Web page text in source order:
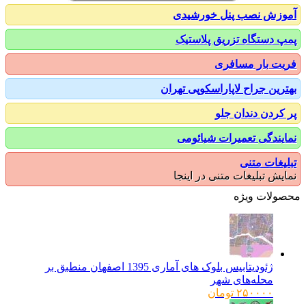
نصب پنل خورشیدی
دستگاه تزریق پلاستیک
بار مسافری
جراح لاپاراسکوپی تهران
دندان جلو
تعمیرات شیائومی
متنی
تبلیغات متنی در اینجا
ویژه
ژئودیتابیس بلوک های آماری 1395 اصفهان منطبق بر
محله‌های شهر
۲۵۰۰۰۰ تومان